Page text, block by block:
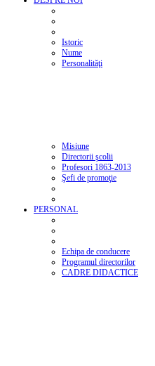
Istoric
Nume
Personalităţi
Misiune
Directorii şcolii
Profesori 1863-2013
Şefi de promoţie
PERSONAL
Echipa de conducere
Programul directorilor
CADRE DIDACTICE